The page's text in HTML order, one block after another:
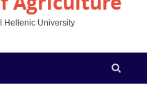
Hellenic University